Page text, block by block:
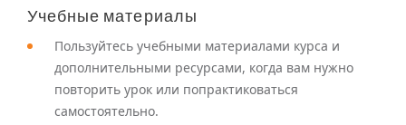
Учебные материалы
Пользуйтесь учебными материалами курса и
дополнительными ресурсами, когда вам нужно
повторить урок или попрактиковаться
самостоятельно.